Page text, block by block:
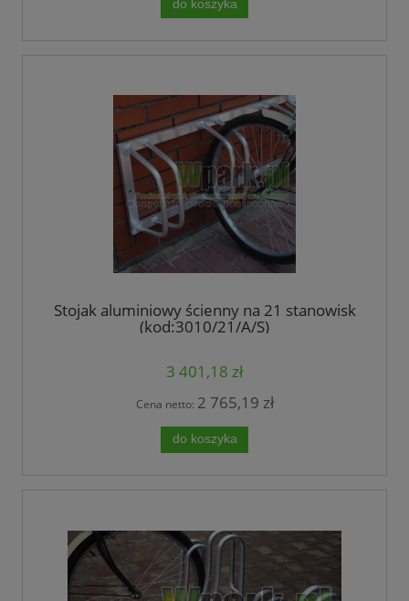
do koszyka
Stojak aluminiowy ścienny na 21 stanowisk
(kod:3010/21/A/S)
3 401,18 zł
Cena netto: 2 765,19 zł
do koszyka